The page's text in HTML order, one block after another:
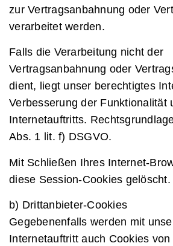
zur Vertragsanbahnung oder
verarbeitet werden.
Falls die Verarbeitung nicht der
Vertragsanbahnung oder
dient, liegt unser berechtigtes
Verbesserung der Funktionalität
Internetauftritts.
Abs. 1 lit. f) DSGVO.
Mit Schließen Ihres Internet-
diese Session-Cookies gelöscht.
b) Drittanbieter-Cookies
Gegebenenfalls werden mit
Internetauftritt auch Cookies von